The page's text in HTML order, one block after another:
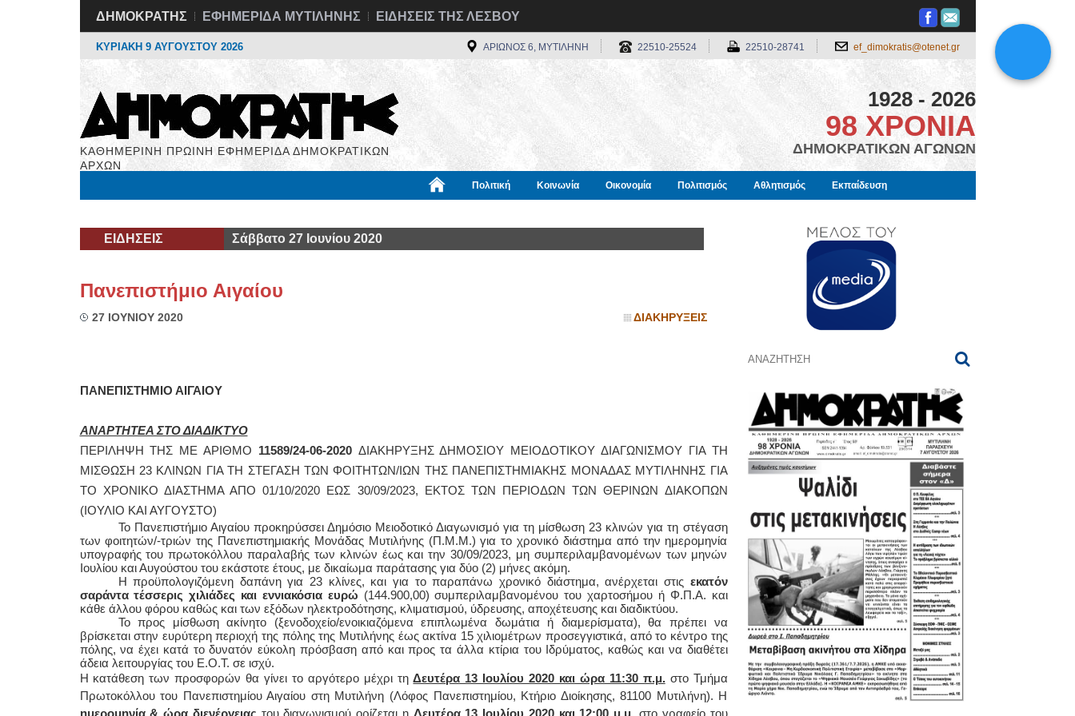
ΔΗΜΟΚΡΑΤΗΣ ΕΦΗΜΕΡΙΔΑ ΜΥΤΙΛΗΝΗΣ ΕΙΔΗΣΕΙΣ ΤΗΣ ΛΕΣΒΟΥ
ΚΥΡΙΑΚΗ 9 ΑΥΓΟΥΣΤΟΥ 2026 ΑΡΙΩΝΟΣ 6, ΜΥΤΙΛΗΝΗ 22510-25524 22510-28741 ef_dimokratis@otenet.gr
ΚΑΘΗΜΕΡΙΝΗ ΠΡΩΙΝΗ ΕΦΗΜΕΡΙΔΑ ΔΗΜΟΚΡΑΤΙΚΩΝ
ΑΡΧΩΝ
1928 - 2026
98 ΧΡΟΝΙΑ
ΔΗΜΟΚΡΑΤΙΚΩΝ ΑΓΩΝΩΝ
Πολιτική Κοινωνία Οικονομία Πολιτισμός Αθλητισμός Εκπαίδευση
ΕΙΔΗΣΕΙΣ Σάββατο 27 Ιουνίου 2020
Πανεπιστήμιο Αιγαίου
27 ΙΟΥΝΙΟΥ 2020 ΔΙΑΚΗΡΥΞΕΙΣ
ΠΑΝΕΠΙΣΤΗΜΙΟ ΑΙΓΑΙΟΥ
ΑΝΑΡΤΗΤΕΑ ΣΤΟ ΔΙΑΔΙΚΤΥΟ
ΠΕΡΙΛΗΨΗ ΤΗΣ ΜΕ ΑΡΙΘΜΟ 11589/24-06-2020 ΔΙΑΚΗΡΥΞΗΣ ΔΗΜΟΣΙΟΥ ΜΕΙΟΔΟΤΙΚΟΥ ΔΙΑΓΩΝΙΣΜΟΥ ΓΙΑ ΤΗ
ΜΙΣΘΩΣΗ 23 ΚΛΙΝΩΝ ΓΙΑ ΤΗ ΣΤΕΓΑΣΗ ΤΩΝ ΦΟΙΤΗΤΩΝ/ΙΩΝ ΤΗΣ ΠΑΝΕΠΙΣΤΗΜΙΑΚΗΣ ΜΟΝΑΔΑΣ ΜΥΤΙΛΗΝΗΣ ΓΙΑ
ΤΟ ΧΡΟΝΙΚΟ ΔΙΑΣΤΗΜΑ ΑΠΟ 01/10/2020 ΕΩΣ 30/09/2023, ΕΚΤΟΣ ΤΩΝ ΠΕΡΙΟΔΩΝ ΤΩΝ ΘΕΡΙΝΩΝ ΔΙΑΚΟΠΩΝ
(ΙΟΥΛΙΟ ΚΑΙ ΑΥΓΟΥΣΤΟ)
Το Πανεπιστήμιο Αιγαίου προκηρύσσει Δημόσιο Μειοδοτικό Διαγωνισμό για τη μίσθωση 23 κλινών για τη στέγαση
των φοιτητών/-τριών της Πανεπιστημιακής Μονάδας Μυτιλήνης (Π.Μ.Μ.) για το χρονικό διάστημα από την ημερομηνία
υπογραφής του πρωτοκόλλου παραλαβής των κλινών έως και την 30/09/2023, μη συμπεριλαμβανομένων των μηνών
Ιουλίου και Αυγούστου του εκάστοτε έτους, με δικαίωμα παράτασης για δύο (2) μήνες ακόμη.
Η προϋπολογιζόμενη δαπάνη για 23 κλίνες, και για το παραπάνω χρονικό διάστημα, ανέρχεται στις εκατόν
σαράντα τέσσερις χιλιάδες και εννιακόσια ευρώ (144.900,00) συμπεριλαμβανομένου του χαρτοσήμου ή Φ.Π.Α. και
κάθε άλλου φόρου καθώς και των εξόδων ηλεκτροδότησης, κλιματισμού, ύδρευσης, αποχέτευσης και διαδικτύου.
Το προς μίσθωση ακίνητο (ξενοδοχείο/ενοικιαζόμενα επιπλωμένα δωμάτια ή διαμερίσματα), θα πρέπει να
βρίσκεται στην ευρύτερη περιοχή της πόλης της Μυτιλήνης έως ακτίνα 15 χιλιομέτρων προσεγγιστικά, από το κέντρο της
πόλης, να έχει κατά το δυνατόν εύκολη πρόσβαση από και προς τα άλλα κτίρια του Ιδρύματος, καθώς και να διαθέτει
άδεια λειτουργίας του Ε.Ο.Τ. σε ισχύ.
Η κατάθεση των προσφορών θα γίνει το αργότερο μέχρι τηΔευτέρα 13 Ιουλίου 2020 και ώρα 11:30 π.μ. στο Τμήμα
Πρωτοκόλλου του Πανεπιστημίου Αιγαίου στη Μυτιλήνη (Λόφος Πανεπιστημίου, Κτήριο Διοίκησης, 81100 Μυτιλήνη). Η
ημερομηνία & ώρα διενέργειας του διαγωνισμού ορίζεται η Δευτέρα 13 Ιουλίου 2020 και 12:00 μ.μ. στο γραφείο του